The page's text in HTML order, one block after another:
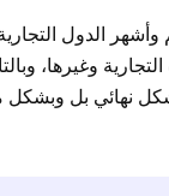
وأشهر الدول
وغيرها،
نهائي بل